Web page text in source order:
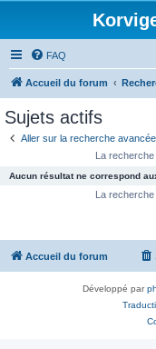
FAQ
Accueil du forum
Sujets actifs
Aller sur la recherche avancée
La
Aucun résultat ne correspond
La
Accueil du forum
Développé par